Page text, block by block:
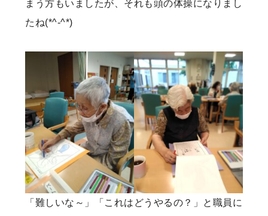
まう方もいましたが、それも頭の体操になりまし
たね(*^-^*)
「難しいな～」「これはどうやるの？」と職員に